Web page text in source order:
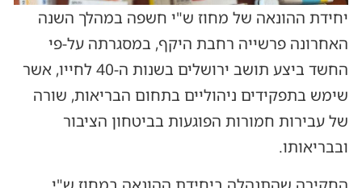
יחידת ההונאה של מחוז ש"י חשפה במהלך השנה
האחרונה פרשייה רחבת היקף, במסגרתה על-פי
החשד ביצע תושב ירושלים בשנות ה-40 לחייו, אשר
שימש בתפקידים ניהוליים בתחום הבריאות, שורה
של עבירות חמורות הפוגעות בביטחון הציבור
ובבריאותו.